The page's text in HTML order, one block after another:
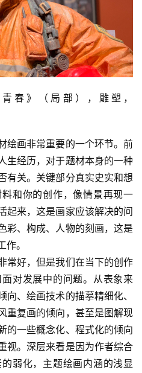
春》（局部），雕塑，
绘画非常重要的一个环节。前
生经历，对于题材本身的一种
有关。关键部分真实史实和想
和你的创作，像情景再现一
起来，这是画家应该解决的问
彩、构成、人物的刻画，这是
。
常好，但是我们在当下的创作
对发展中的问题。从表象来
、绘画技术的描摹精细化、
重复画的倾向，甚至是图解现
的一些概念化、程式化的倾向
视。深层来看是因为作者综合
弱化，主题绘画内涵的浅显